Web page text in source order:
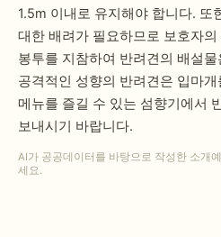
1.5m 이내로 유지해야 합니다. 또
대한 배려가 필요하므로 보호자
봉투를 지참하여 반려견의 배설
공격적인 성향의 반려견은 입마
메뉴를 즐길 수 있는 섬향기에서
보내시기 바랍니다.
AI가 공공데이터를 바탕으로 작성한 소개
세요.